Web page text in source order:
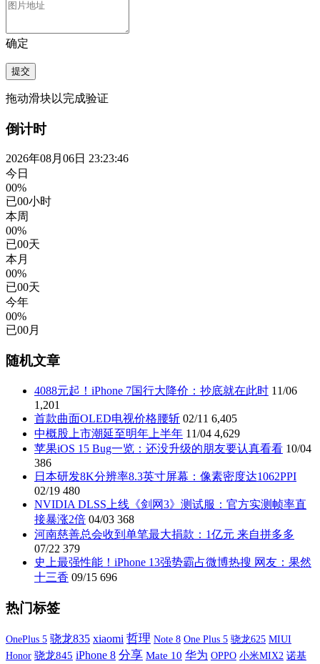
确定
提交
拖动滑块以完成验证
倒计时
2026年08月06日 23:23:46
今日
00%
已00小时
本周
00%
已00天
本月
00%
已00天
今年
00%
已00月
随机文章
4088元起！iPhone 7国行大降价：抄底就在此时 11/06
1,201
首款曲面OLED电视价格腰斩 02/11 6,405
中概股上市潮延至明年上半年 11/04 4,629
苹果iOS 15 Bug一览：还没升级的朋友要认真看看 10/04
386
日本研发8K分辨率8.3英寸屏幕：像素密度达1062PPI
02/19 480
NVIDIA DLSS上线《剑网3》测试服：官方实测帧率直
接暴涨2倍 04/03 368
河南慈善总会收到单笔最大捐款：1亿元 来自拼多多
07/22 379
史上最强性能！iPhone 13强势霸占微博热搜 网友：果然
十三香 09/15 696
热门标签
OnePlus 5 骁龙835 xiaomi 哲理 Note 8 One Plus 5 骁龙625 MIUI
Honor 骁龙845 iPhone 8 分享 Mate 10 华为 OPPO 小米MIX2 诺基